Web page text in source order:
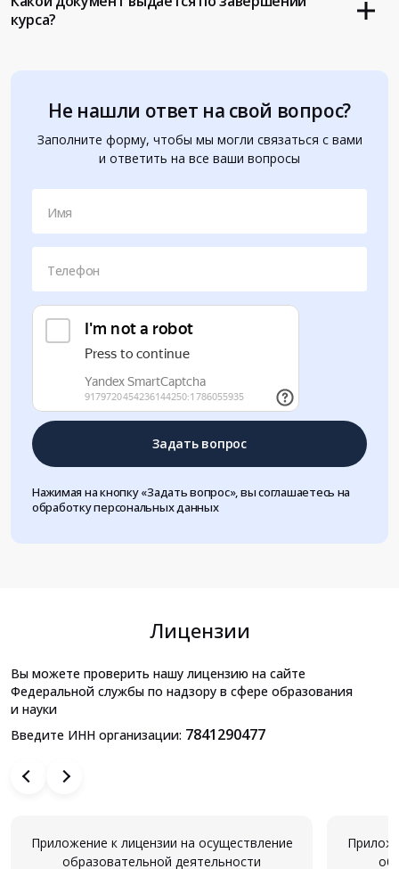
Не нашли ответ на свой вопрос?
Заполните форму, чтобы мы могли связаться с вами
и ответить на все ваши вопросы
Имя
Телефон
Задать вопрос
Нажимая на кнопку «Задать вопрос», вы соглашаетесь на
обработку персональных данных
курса?
Лицензии
Вы можете проверить нашу лицензию на сайте
Федеральной службы по надзору в сфере образования
и науки
Введите ИНН организации: 7841290477
Приложение к лицензии на осуществление
образовательной деятельности